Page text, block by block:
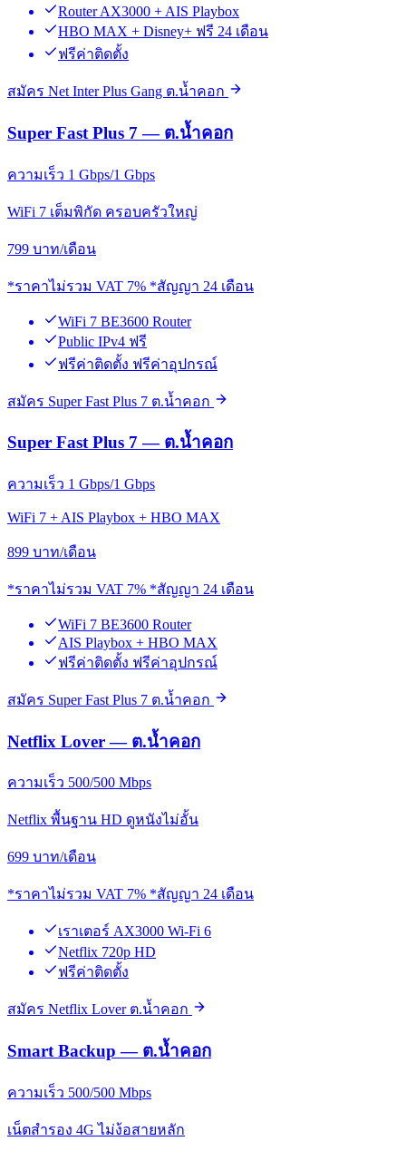
Router AX3000 + AIS Playbox
HBO MAX + Disney+ ฟรี 24 เดือน
ฟรีค่าติดตั้ง
สมัคร Net Inter Plus Gang ต.น้ำคอก
Super Fast Plus 7 — ต.น้ำคอก
ความเร็ว 1 Gbps/1 Gbps
WiFi 7 เต็มพิกัด ครอบครัวใหญ่
799 บาท/เดือน
*ราคาไม่รวม VAT 7% *สัญญา 24 เดือน
WiFi 7 BE3600 Router
Public IPv4 ฟรี
ฟรีค่าติดตั้ง ฟรีค่าอุปกรณ์
สมัคร Super Fast Plus 7 ต.น้ำคอก
Super Fast Plus 7 — ต.น้ำคอก
ความเร็ว 1 Gbps/1 Gbps
WiFi 7 + AIS Playbox + HBO MAX
899 บาท/เดือน
*ราคาไม่รวม VAT 7% *สัญญา 24 เดือน
WiFi 7 BE3600 Router
AIS Playbox + HBO MAX
ฟรีค่าติดตั้ง ฟรีค่าอุปกรณ์
สมัคร Super Fast Plus 7 ต.น้ำคอก
Netflix Lover — ต.น้ำคอก
ความเร็ว 500/500 Mbps
Netflix พื้นฐาน HD ดูหนังไม่อั้น
699 บาท/เดือน
*ราคาไม่รวม VAT 7% *สัญญา 24 เดือน
เราเตอร์ AX3000 Wi-Fi 6
Netflix 720p HD
ฟรีค่าติดตั้ง
สมัคร Netflix Lover ต.น้ำคอก
Smart Backup — ต.น้ำคอก
ความเร็ว 500/500 Mbps
เน็ตสำรอง 4G ไม่ง้อสายหลัก